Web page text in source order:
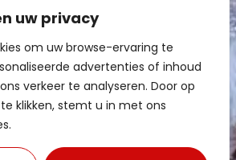
uw privacy
om uw browse-ervaring te
advertenties of inhoud
verkeer te analyseren. Door op
te klikken, stemt u in met ons
ons een vraag